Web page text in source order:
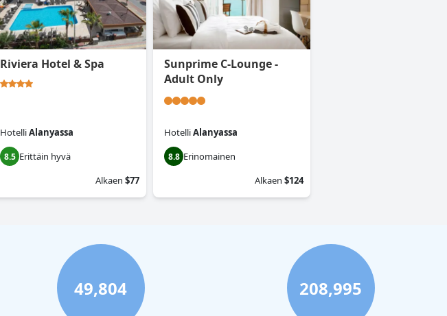
Riviera Hotel & Spa
HotelliAlanyassa
8.5 Erittäin hyvä
Alkaen $77
Sunprime C-Lounge -
Adult Only
HotelliAlanyassa
8.8 Erinomainen
Alkaen $124
49,804 208,995